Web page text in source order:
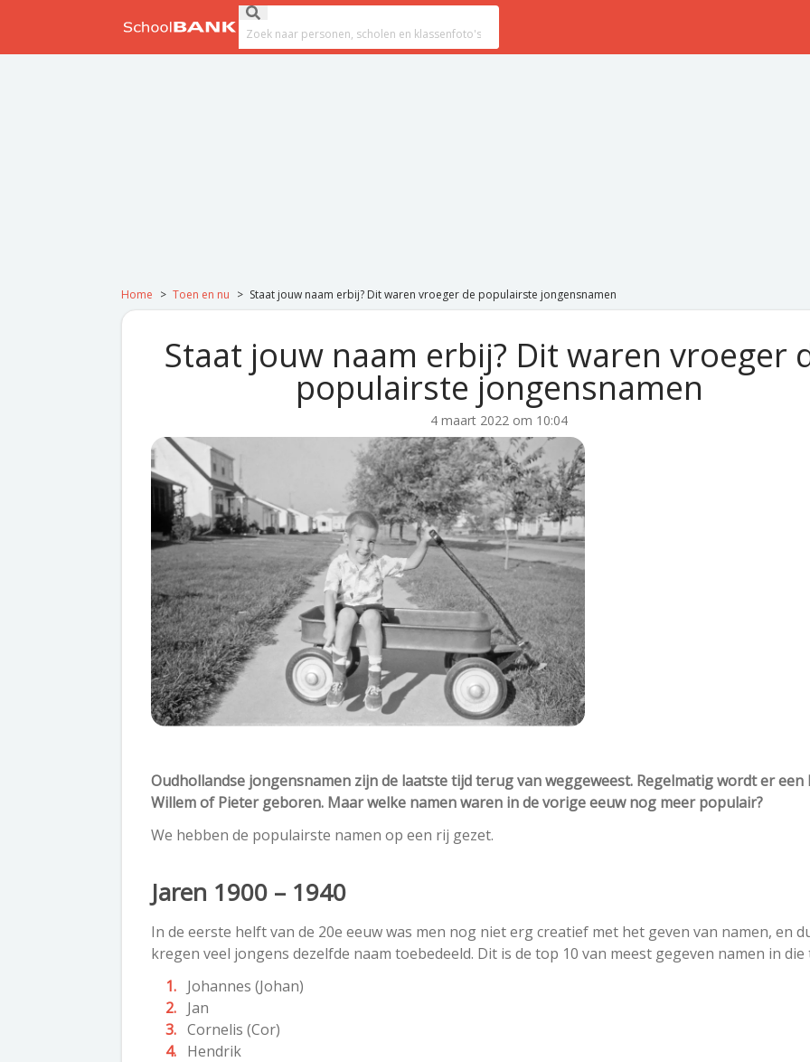
Submit search
Search field
Home > Toen en nu > Staat jouw naam erbij? Dit waren vroeger de populairste jongensnamen
Staat jouw naam erbij? Dit waren vroeger
populairste jongensnamen
4 maart 2022 om 10:04
Oudhollandse jongensnamen zijn de laatste tijd terug van weggeweest. Regelmatig wordt er een
Willem of Pieter geboren. Maar welke namen waren in de vorige eeuw nog meer populair?
We hebben de populairste namen op een rij gezet.
Jaren 1900 – 1940
In de eerste helft van de 20e eeuw was men nog niet erg creatief met het geven van namen, en
kregen veel jongens dezelfde naam toebedeeld. Dit is de top 10 van meest gegeven namen in die
Johannes (Johan)
Jan
Cornelis (Cor)
Hendrik